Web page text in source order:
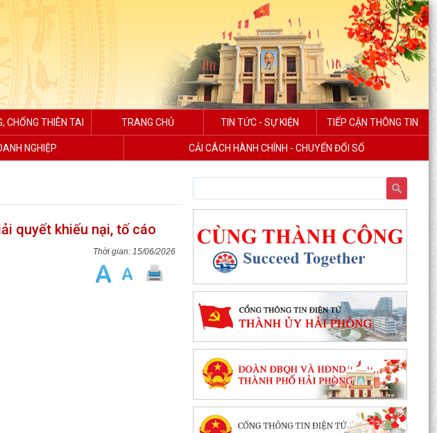
CHỐNG THIÊN TAI TRANG CHỦ TIN TỨC - SỰ KIỆN TIẾP CẬN THÔNG TIN
NGHIỆP CẢI CÁCH HÀNH CHÍNH - CHUYỂN ĐỔI SỐ
quyết khiếu nại, tố cáo
15/06/2026